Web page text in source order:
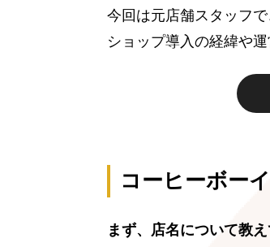
今回は元店舗スタッフ
ショップ導入の経緯や
コーヒーボー
まず、店名について教